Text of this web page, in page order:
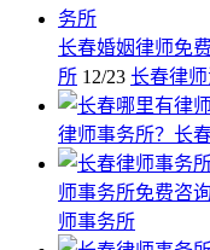
长春婚姻律师免
所 12/23 长春律
律师事务所？长
师事务所免费咨
师事务所